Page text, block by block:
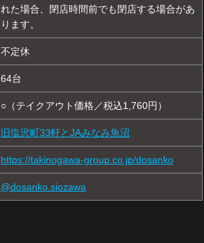
れた場合、閉店時間前でも閉店する場合があ
ります。
不定休
64台
○（テイクアウト価格／税込1,760円）
旧塩沢町33軒とJAみなみ魚沼
https://takinogawa-group.co.jp/dosanko
@dosanko.siozawa